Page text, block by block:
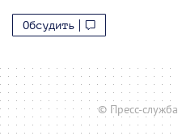
Обсудить
© Пресс-